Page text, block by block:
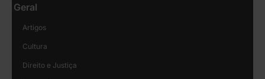
Geral
Artigos
Cultura
Direito e Justiça